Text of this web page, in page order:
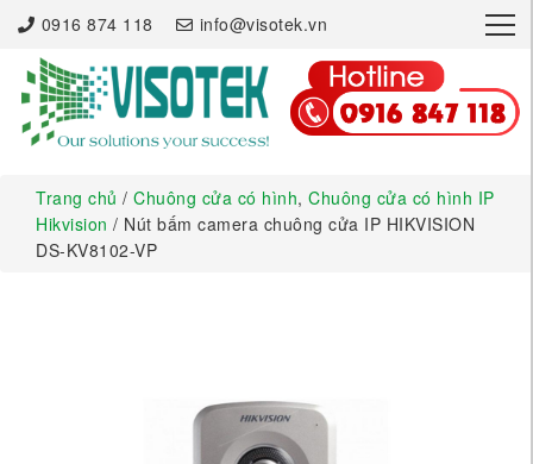
0916 874 118 info@visotek.vn ×
Trang chủ / Chuông cửa có hình, Chuông cửa có hình IP
Hikvision / Nút bấm camera chuông cửa IP HIKVISION
DS-KV8102-VP